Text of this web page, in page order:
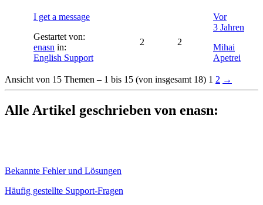
I get a message
Gestartet von:
enasn in:
English Support
2 2
Vor
3 Jahren
Mihai
Apetrei
Ansicht von 15 Themen – 1 bis 15 (von insgesamt 18) 1 2 →
Alle Artikel geschrieben von enasn:
Bekannte Fehler und Lösungen
Häufig gestellte Support-Fragen